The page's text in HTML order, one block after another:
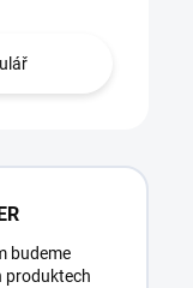
budeme
produktech